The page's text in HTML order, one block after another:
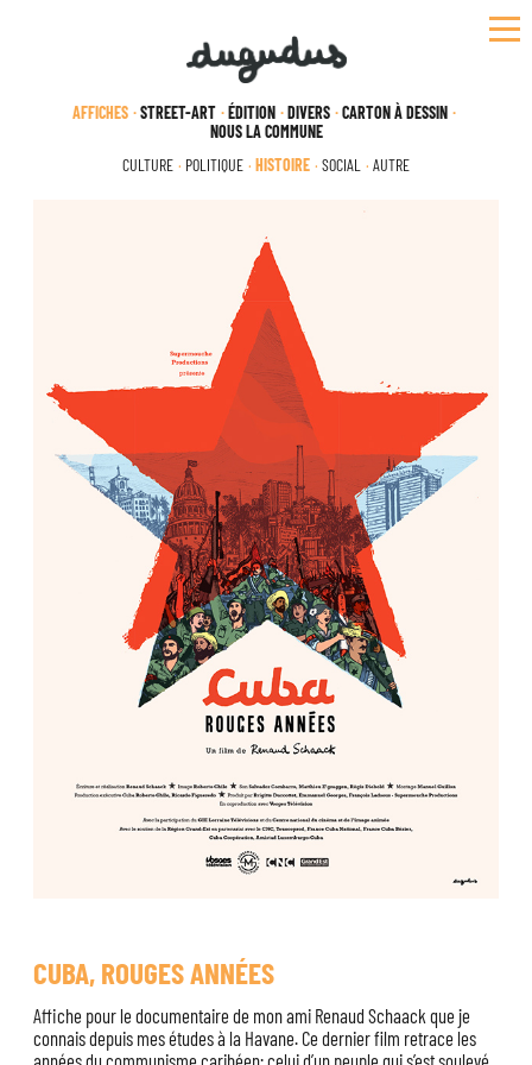
CUBA, ROUGES ANNÉES
Affiche pour le documentaire de mon ami Renaud Schaack que je
connais depuis mes études à la Havane. Ce dernier film retrace les
années du communisme caribéen; celui d’un peuple qui s’est soulevé
AFFICHES STREET-ART ÉDITION DIVERS CARTON À DESSIN
NOUS LA COMMUNE
CULTURE
POLITIQUE HISTOIRE SOCIAL AUTRE